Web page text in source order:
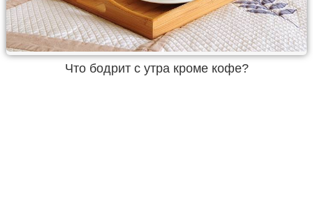
Что бодрит с утра кроме кофе?